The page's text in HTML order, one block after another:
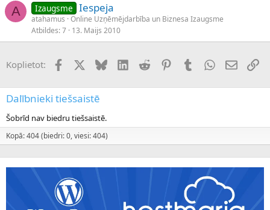
A Izaugsme Iespeja
atahamus Online Uzņēmējdarbība un Biznesa Izaugsme
Atbildes 7 13. Maijs 2010
Koplietot: FacebookX (Twitter)
BlueskyLinkedInReddit PinterestTumblrWhatsApp
E-pasts
Dalībnieki tiešsaistē
Šobrīd nav biedru tiešsaistē.
Kopā: 404 (biedri: 0, viesi: 404)